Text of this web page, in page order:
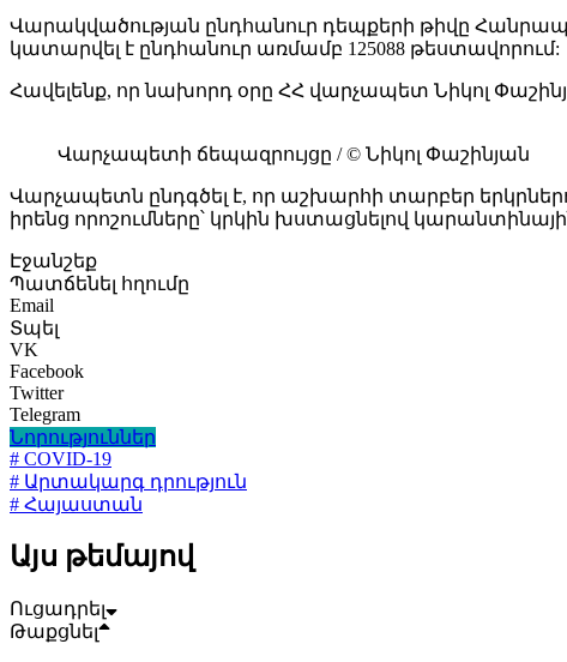
Վարակվածության ընդհանուր դեպքերի թիվը
կատարվել է ընդհանուր առմամբ 125088 թեստավորում:
Հավելենք, որ նախորդ օրը ՀՀ վարչապետ Նիկոլ
Վարչապետի ճեպազրույցը / © Նիկոլ Փաշինյան
Վարչապետն ընդգծել է, որ աշխարհի տարբեր
իրենց որոշումները՝ կրկին խստացնելով
Էջանշեք
Պատճենել հղումը
Email
Տպել
VK
Facebook
Twitter
Telegram
Նորություններ
# COVID-19
# Արտակարգ դրություն
# Հայաստան
Այս թեմայով
Ուցադրել
Թաքցնել